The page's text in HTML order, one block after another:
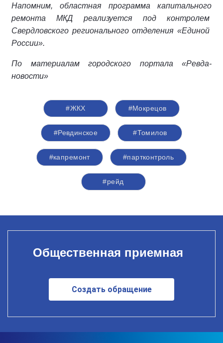
Напомним, областная программа капитального
ремонта МКД реализуется под контролем
Свердловского регионального отделения «Единой
России».
По материалам городского портала «Ревда-
новости»
#ЖКХ #Мокрецов
#Ревдинское #Томилов
#капремонт #партконтроль
#рейд
Общественная приемная
Создать обращение